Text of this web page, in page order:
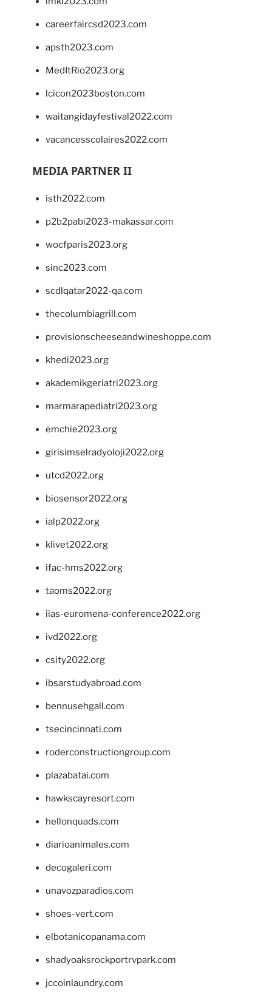
careerfaircsd2023.com
apsth2023.com
MedItRio2023.org
lcicon2023boston.com
waitangidayfestival2022.com
vacancesscolaires2022.com
MEDIA PARTNER II
isth2022.com
p2b2pabi2023-makassar.com
wocfparis2023.org
sinc2023.com
scdlqatar2022-qa.com
thecolumbiagrill.com
provisionscheeseandwineshoppe.com
khedi2023.org
akademikgeriatri2023.org
marmarapediatri2023.org
emchie2023.org
girisimselradyoloji2022.org
utcd2022.org
biosensor2022.org
ialp2022.org
klivet2022.org
ifac-hms2022.org
taoms2022.org
iias-euromena-conference2022.org
ivd2022.org
csity2022.org
ibsarstudyabroad.com
bennusehgall.com
tsecincinnati.com
roderconstructiongroup.com
plazabatai.com
hawkscayresort.com
hellonquads.com
diarioanimales.com
decogaleri.com
unavozparadios.com
shoes-vert.com
elbotanicopanama.com
shadyoaksrockportrvpark.com
jccoinlaundry.com